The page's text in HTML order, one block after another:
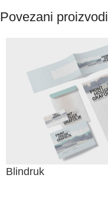
Povezani proizvodi
Blindruk